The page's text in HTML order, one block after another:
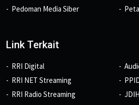
Pedoman Media Siber
Link Terkait
RRI Digital
RRI NET Streaming
RRI Radio Streaming